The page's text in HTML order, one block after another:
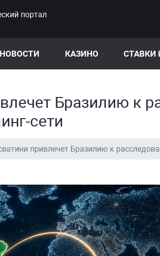
портал
НОВОСТИ КАЗИНО СТАВКИ
Бразилию к
сети
привлечет Бразилию к